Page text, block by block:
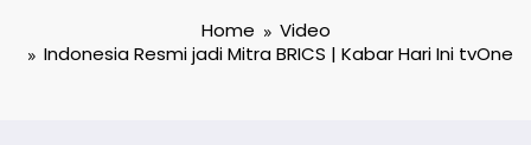
Home
Video
Indonesia Resmi jadi Mitra BRICS | Kabar Hari Ini tvOne